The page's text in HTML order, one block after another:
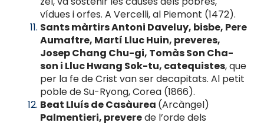
vídues i orfes. A Vercelli, al Piemont (1472).
Sants màrtirs Antoni Daveluy, bisbe, Pere
Aumaftre, Martí Lluc Huin, preveres,
Josep Chang Chu-gi, Tomàs Son Cha-
son i Lluc Hwang Sok-tu, catequistes, que
per la fe de Crist van ser decapitats. Al petit
poble de Su-Ryong, Corea (1866).
Beat Lluís de Casàurea (Arcàngel)
Palmentieri, preverede l’orde dels